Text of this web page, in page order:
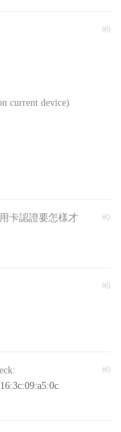
#0
current device)
#0
卡認證要怎樣才
#0
#0